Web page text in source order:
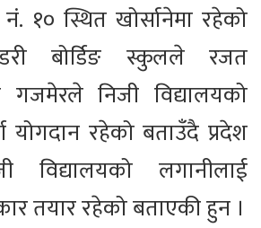
१० स्थित खोर्सानेमा रहेको
बोर्डिङ स्कुलले रजत
गजमेरले निजी विद्यालयको
योगदान रहेको बताउँदै प्रदेश
विद्यालयको लगानीलाई
तयार रहेको बताएकी हुन ।